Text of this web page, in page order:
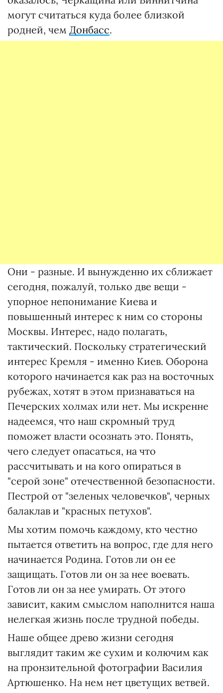
могут считаться куда более близкой
родней, чем Донбасс.
Они - разные. И вынужденно их сближает
сегодня, пожалуй, только две вещи -
упорное непонимание Киева и
повышенный интерес к ним со стороны
Москвы. Интерес, надо полагать,
тактический. Поскольку стратегический
интерес Кремля - именно Киев. Оборона
которого начинается как раз на восточных
рубежах, хотят в этом признаваться на
Печерских холмах или нет. Мы искренне
надеемся, что наш скромный труд
поможет власти осознать это. Понять,
чего следует опасаться, на что
рассчитывать и на кого опираться в
"серой зоне" отечественной безопасности.
Пестрой от "зеленых человечков", черных
балаклав и "красных петухов".
Мы хотим помочь каждому, кто честно
пытается ответить на вопрос, где для него
начинается Родина. Готов ли он ее
защищать. Готов ли он за нее воевать.
Готов ли он за нее умирать. От этого
зависит, каким смыслом наполнится наша
нелегкая жизнь после трудной победы.
Наше общее древо жизни сегодня
выглядит таким же сухим и колючим как
на пронзительной фотографии Василия
Артюшенко. На нем нет цветущих ветвей.